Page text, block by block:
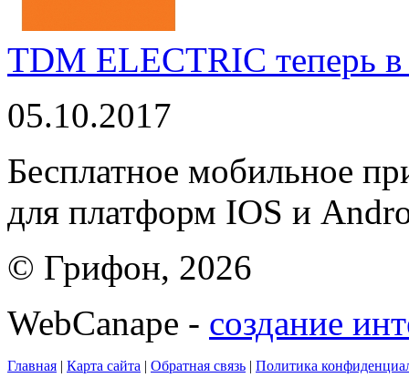
TDM ELECTRIC теперь
05.10.2017
Бесплатное мобильное
для платформ IOS и
© Грифон, 2026
WebCanape - создание
Главная | Карта сайта | Обратная связь | Политика